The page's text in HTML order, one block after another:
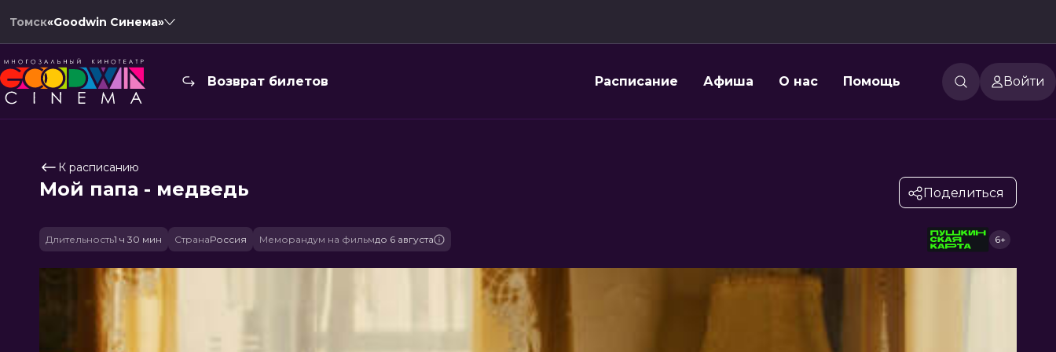
Томск«Goodwin Синема»
Возврат билетов Расписание Афиша О нас Помощь Войти
К расписанию
Мой папа - медведь Поделиться
Длительность1 ч 30 мин СтранаРоссия Меморандум на фильмдо 6 августа 6+